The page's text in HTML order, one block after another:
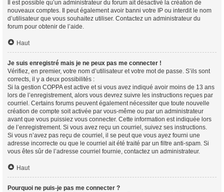
Il est possible qu’un administrateur du forum ait désactivé la création de
nouveaux comptes. Il peut également avoir banni votre IP ou interdit le nom
d’utilisateur que vous souhaitez utiliser. Contactez un administrateur du
forum pour obtenir de l’aide.
Haut
Je suis enregistré mais je ne peux pas me connecter !
Vérifiez, en premier, votre nom d’utilisateur et votre mot de passe. S’ils sont
corrects, il y a deux possibilités :
Si la gestion COPPA est active et si vous avez indiqué avoir moins de 13 ans
lors de l’enregistrement, alors vous devrez suivre les instructions reçues par
courriel. Certains forums peuvent également nécessiter que toute nouvelle
création de compte soit activée par vous-même ou par un administrateur
avant que vous puissiez vous connecter. Cette information est indiquée lors
de l’enregistrement. Si vous avez reçu un courriel, suivez ses instructions.
Si vous n’avez pas reçu de courriel, il se peut que vous ayez fourni une
adresse incorrecte ou que le courriel ait été traité par un filtre anti-spam. Si
vous êtes sûr de l’adresse courriel fournie, contactez un administrateur.
Haut
Pourquoi ne puis-je pas me connecter ?